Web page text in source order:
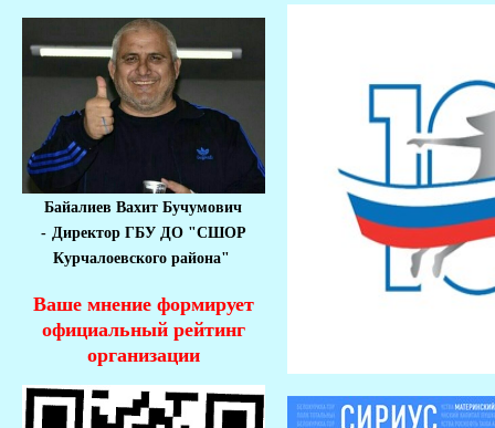
Байалиев Вахит Бучумович
- Директор ГБУ ДО "СШОР
Курчалоевского района"
Ваше мнение формирует
официальный рейтинг
организации